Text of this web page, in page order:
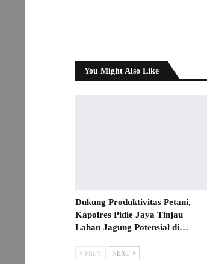
You Might Also Like
Dukung Produktivitas Petani,
Kapolres Pidie Jaya Tinjau
Lahan Jagung Potensial di…
PREV NEXT